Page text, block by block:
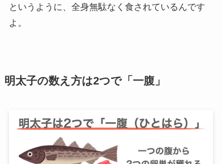
というように、全身無駄なく食されているんです
よ。
明太子の数え方は2つで「一腹」